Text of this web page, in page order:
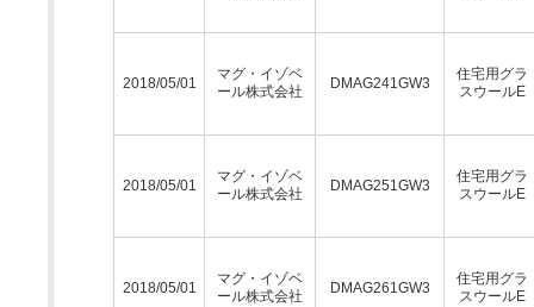
2018/05/01
マグ・イゾベ
ール株式会社
DMAG241GW3
住宅用グラ
スウールE
2018/05/01
マグ・イゾベ
ール株式会社
DMAG251GW3
住宅用グラ
スウールE
2018/05/01
マグ・イゾベ
ール株式会社
DMAG261GW3
住宅用グラ
スウールE